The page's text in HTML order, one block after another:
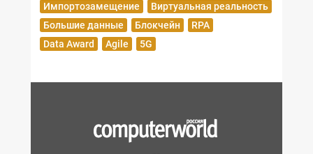
Импортозамещение
Виртуальная реальность
Большие данные
Блокчейн
RPA
Data Award
Agile 5G